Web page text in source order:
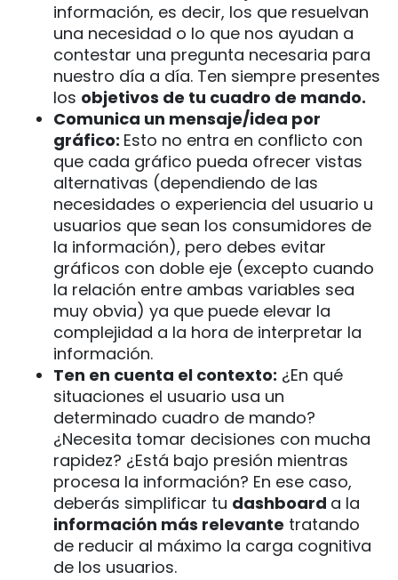
información, es decir, los que resuelvan
una necesidad o lo que nos ayudan a
contestar una pregunta necesaria para
nuestro día a día. Ten siempre presentes
los objetivos de tu cuadro de mando.
Comunica un mensaje/idea por
gráfico: Esto no entra en conflicto con
que cada gráfico pueda ofrecer vistas
alternativas (dependiendo de las
necesidades o experiencia del usuario u
usuarios que sean los consumidores de
la información), pero debes evitar
gráficos con doble eje (excepto cuando
la relación entre ambas variables sea
muy obvia) ya que puede elevar la
complejidad a la hora de interpretar la
información.
Ten en cuenta el contexto: ¿En qué
situaciones el usuario usa un
determinado cuadro de mando?
¿Necesita tomar decisiones con mucha
rapidez? ¿Está bajo presión mientras
procesa la información? En ese caso,
deberás simplificar tu dashboard a la
información más relevante tratando
de reducir al máximo la carga cognitiva
de los usuarios.